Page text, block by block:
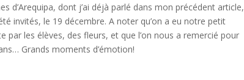
d’Arequipa, dont j’ai déjà parlé dans mon précédent article,
invités, le 19 décembre. A noter qu’on a eu notre petit
les élèves, des fleurs, et que l’on nous a remercié pour
Grands moments d’émotion!